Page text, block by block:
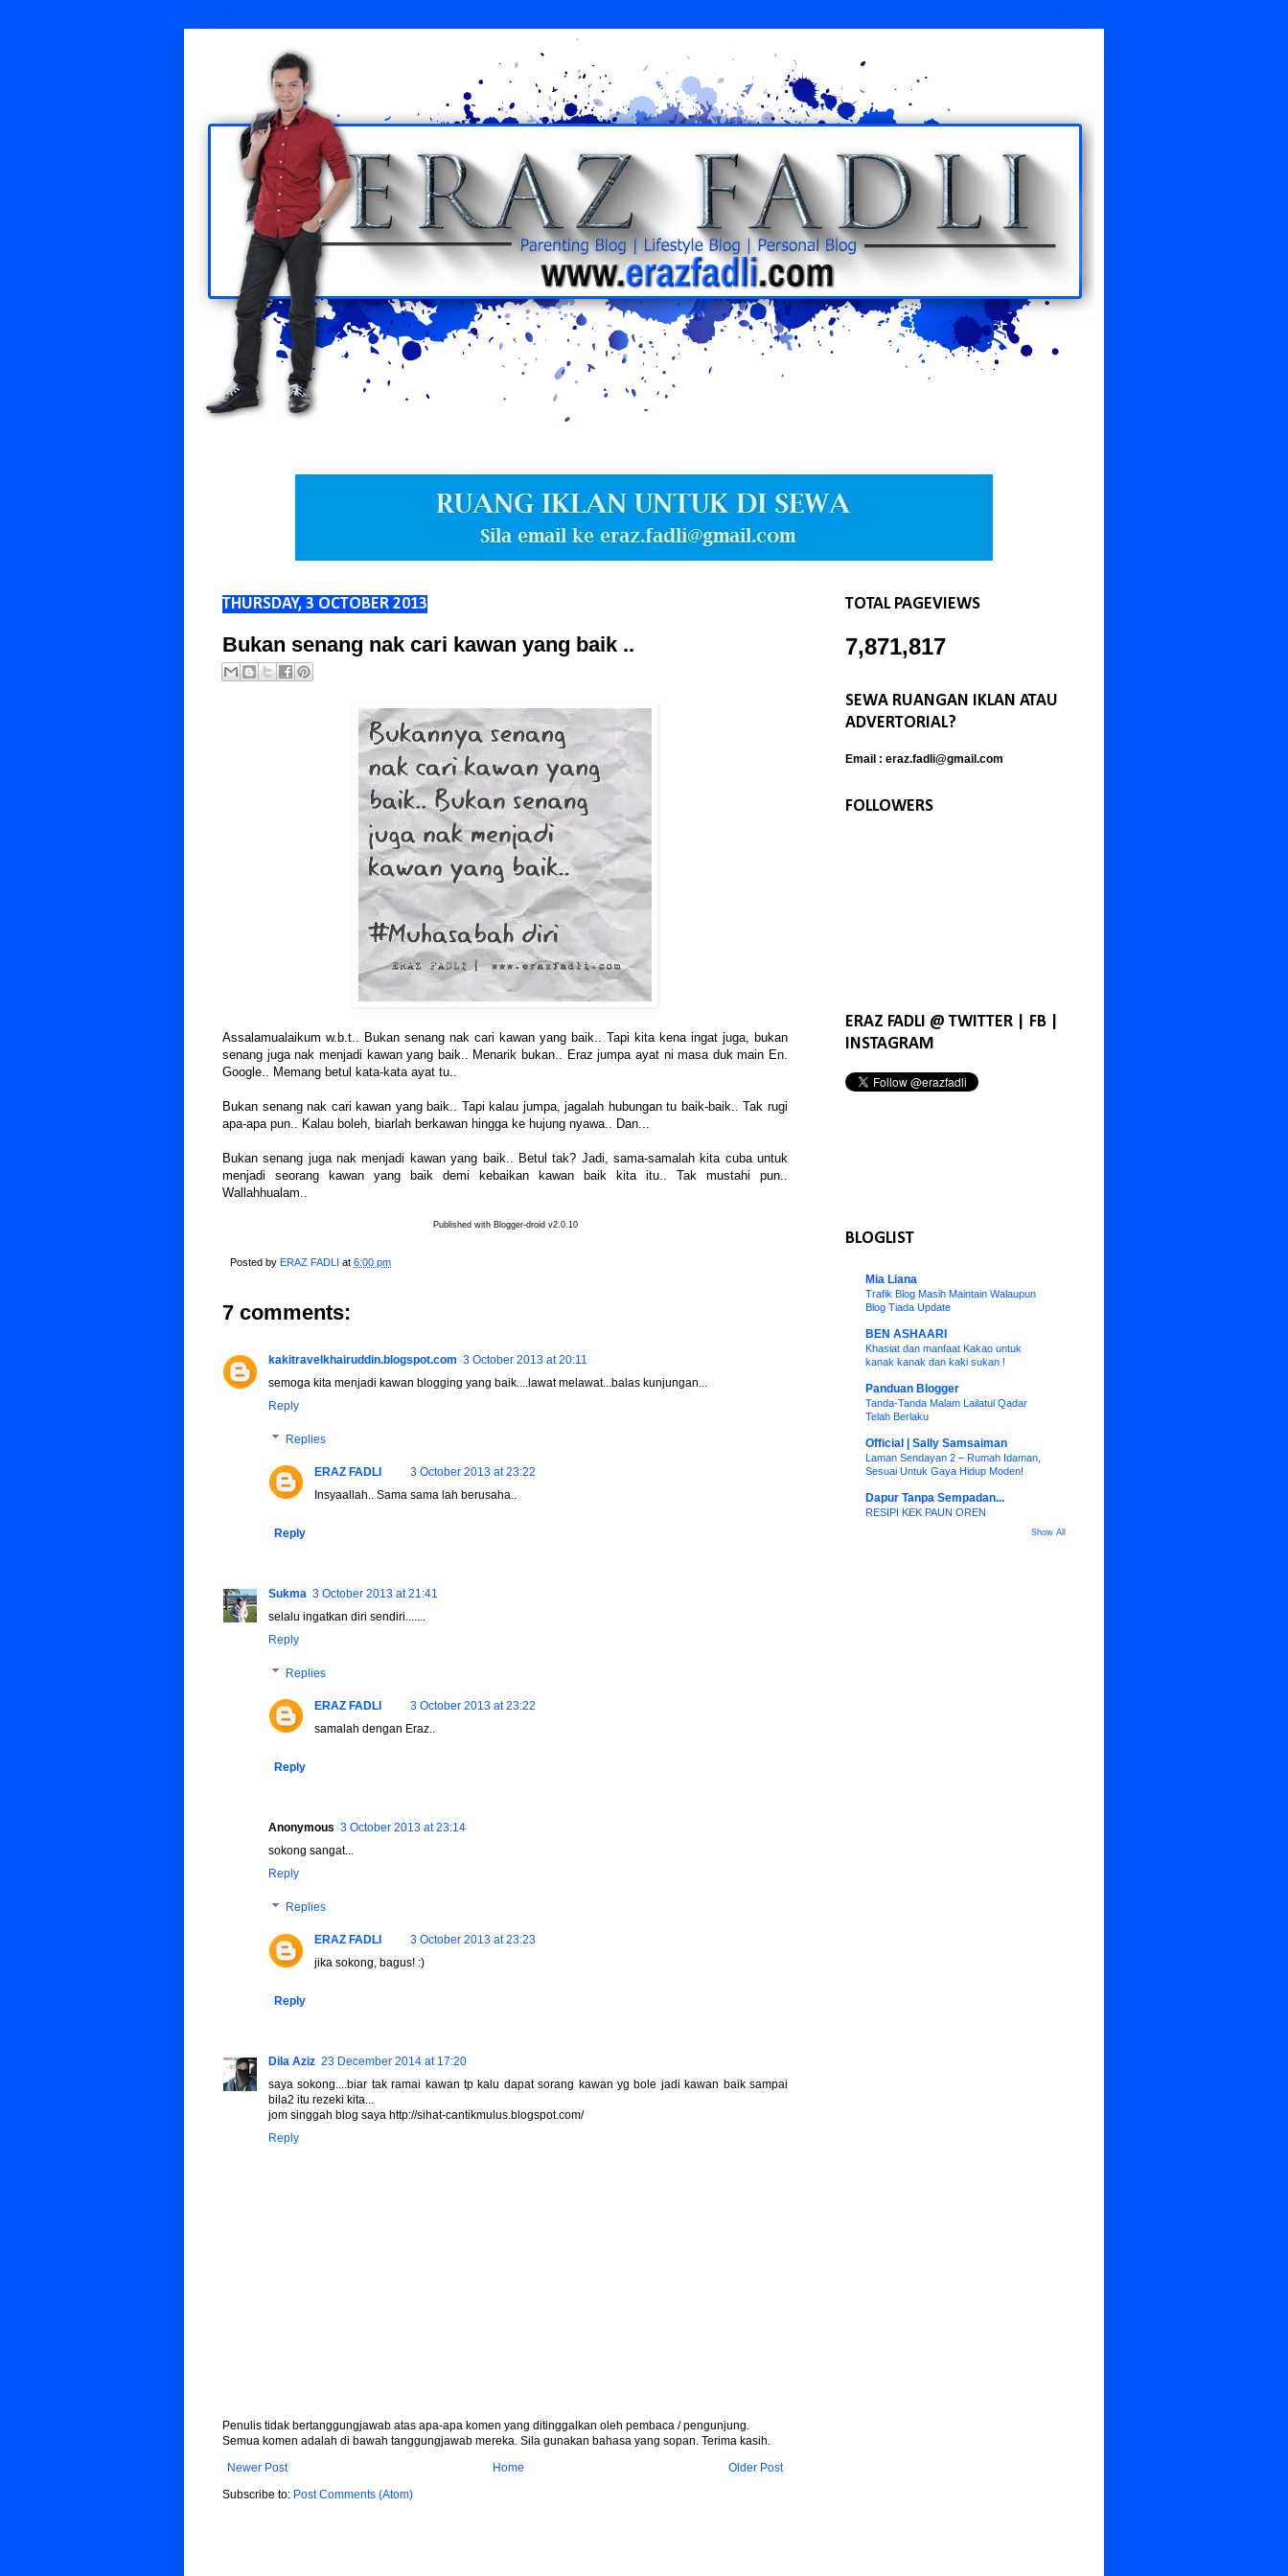
THURSDAY, 3 OCTOBER 2013
Bukan senang nak cari kawan yang baik ..
Assalamualaikum w.b.t.. Bukan senang nak cari kawan yang baik.. Tapi kita kena ingat juga, bukan
senang juga nak menjadi kawan yang baik.. Menarik bukan.. Eraz jumpa ayat ni masa duk main En.
Google.. Memang betul kata-kata ayat tu..
Bukan senang nak cari kawan yang baik.. Tapi kalau jumpa, jagalah hubungan tu baik-baik.. Tak rugi
apa-apa pun.. Kalau boleh, biarlah berkawan hingga ke hujung nyawa.. Dan...
Bukan senang juga nak menjadi kawan yang baik.. Betul tak? Jadi, sama-samalah kita cuba untuk
menjadi seorang kawan yang baik demi kebaikan kawan baik kita itu.. Tak mustahi pun..
Wallahhualam..
Published with Blogger-droid v2.0.10
Posted by ERAZ FADLI at 6:00 pm
7 comments:
kakitravelkhairuddin.blogspot.com 3 October 2013 at 20:11
semoga kita menjadi kawan blogging yang baik....lawat melawat...balas kunjungan...
Reply
Replies
ERAZ FADLI
3 October 2013 at 23:22
Insyaallah.. Sama sama lah berusaha..
Reply
Sukma 3 October 2013 at 21:41
selalu ingatkan diri sendiri.......
Reply
Replies
ERAZ FADLI
3 October 2013 at 23:22
samalah dengan Eraz..
Reply
Anonymous 3 October 2013 at 23:14
sokong sangat...
Reply
Replies
ERAZ FADLI
3 October 2013 at 23:23
jika sokong, bagus! :)
Reply
Dila Aziz 23 December 2014 at 17:20
saya sokong....biar tak ramai kawan tp kalu dapat sorang kawan yg bole jadi kawan baik sampai
bila2 itu rezeki kita...
jom singgah blog saya http://sihat-cantikmulus.blogspot.com/
Reply
Penulis tidak bertanggungjawab atas apa-apa komen yang ditinggalkan oleh pembaca / pengunjung.
Semua komen adalah di bawah tanggungjawab mereka. Sila gunakan bahasa yang sopan. Terima kasih.
Newer Post
Older Post
Home
Subscribe to: Post Comments (Atom)
TOTAL PAGEVIEWS
7,871,817
SEWA RUANGAN IKLAN ATAU
ADVERTORIAL?
Email : eraz.fadli@gmail.com
FOLLOWERS
ERAZ FADLI @ TWITTER | FB |
INSTAGRAM
BLOGLIST
Mia Liana
Trafik Blog Masih Maintain Walaupun
Blog Tiada Update
BEN ASHAARI
Khasiat dan manfaat Kakao untuk
kanak kanak dan kaki sukan !
Panduan Blogger
Tanda-Tanda Malam Lailatul Qadar
Telah Berlaku
Official | Sally Samsaiman
Laman Sendayan 2 – Rumah Idaman,
Sesuai Untuk Gaya Hidup Moden!
Dapur Tanpa Sempadan...
RESIPI KEK PAUN OREN
Show All